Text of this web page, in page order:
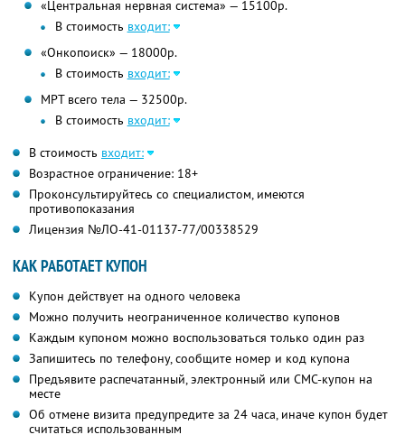
«Центральная нервная система» — 15100р.
В стоимость входит:
«Онкопоиск» — 18000р.
В стоимость входит:
МРТ всего тела — 32500р.
В стоимость входит:
В стоимость входит:
Возрастное ограничение: 18+
Проконсультируйтесь со специалистом, имеются
противопоказания
Лицензия №ЛО-41-01137-77/00338529
КАК РАБОТАЕТ КУПОН
Купон действует на одного человека
Можно получить неограниченное количество купонов
Каждым купоном можно воспользоваться только один раз
Запишитесь по телефону, сообщите номер и код купона
Предъявите распечатанный, электронный или СМС-купон на
месте
Об отмене визита предупредите за 24 часа, иначе купон будет
считаться использованным